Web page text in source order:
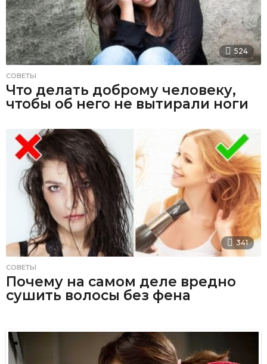
524
СОВЕТЫ
Что делать доброму человеку,
чтобы об него не вытирали ноги
341
СОВЕТЫ
Почему на самом деле вредно
сушить волосы без фена